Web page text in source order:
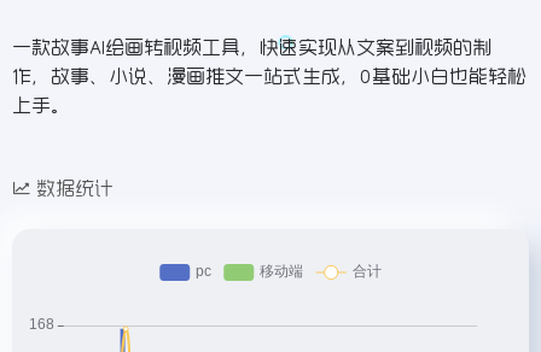
一款故事AI绘画转视频工具，快速实现从文案到视频的制
作，故事、小说、漫画推文一站式生成，0基础小白也能轻松
上手。
数据统计